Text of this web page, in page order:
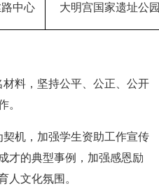
中心 大明宫国家遗址公
料， 坚持公平、公正、公开
。
机， 加强学生资助工作宣传
才的典型事例，加强感恩励
人文化氛围。